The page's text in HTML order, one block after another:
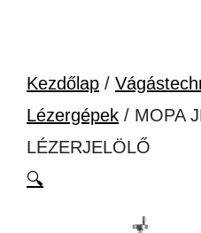
Kezdőlap /
Lézergépek / MOPA
LÉZERJELÖLŐ
🔍